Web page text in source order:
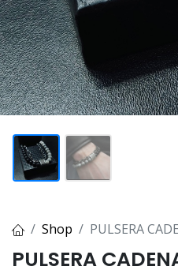
Shop PULSERA
PULSERA